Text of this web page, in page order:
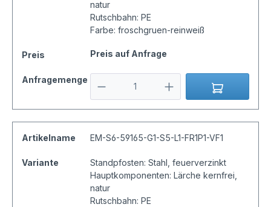
natur
Rutschbahn: PE
Farbe: froschgruen-reinweiß
Preis Preis auf Anfrage
Anfragemenge
Artikelname EM-S6-59165-G1-S5-L1-FR1P1-VF1
Variante
Standpfosten: Stahl, feuerverzinkt
Hauptkomponenten: Lärche kernfrei,
natur
Rutschbahn: PE